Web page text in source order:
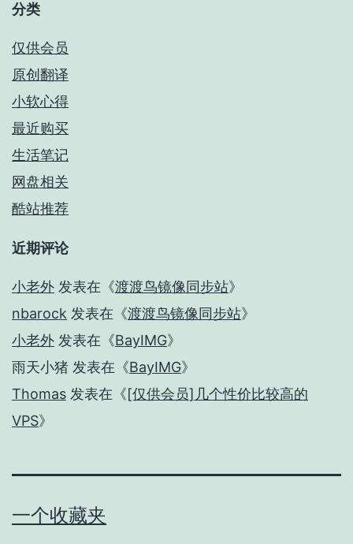
分类
仅供会员
原创翻译
小软心得
最近购买
生活笔记
网盘相关
酷站推荐
近期评论
小老外 发表在《渡渡鸟镜像同步站》
nbarock 发表在《渡渡鸟镜像同步站》
小老外 发表在《BayIMG》
雨天小猪 发表在《BayIMG》
Thomas 发表在《[仅供会员]几个性价比较高的
VPS》
一个收藏夹